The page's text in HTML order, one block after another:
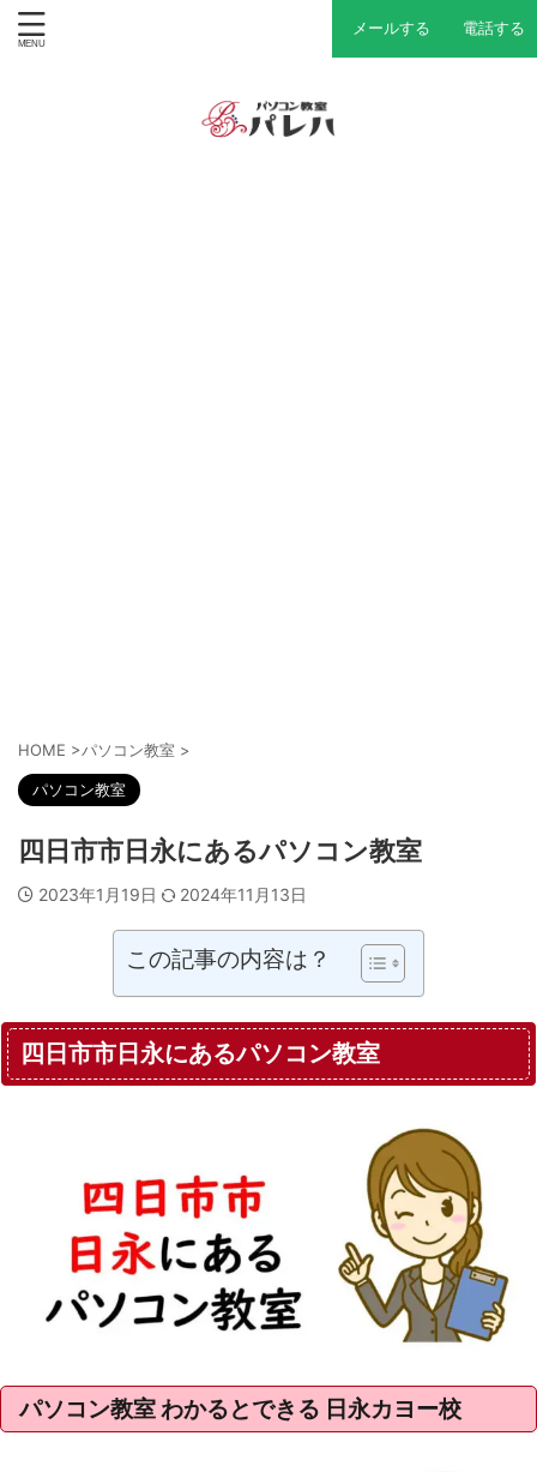
メールする 電話する
HOME >パソコン教室 >
パソコン教室
四日市市日永にあるパソコン教室
2023年1月19日 2024年11月13日
この記事の内容は？
四日市市日永にあるパソコン教室
パソコン教室 わかるとできる 日永カヨー校